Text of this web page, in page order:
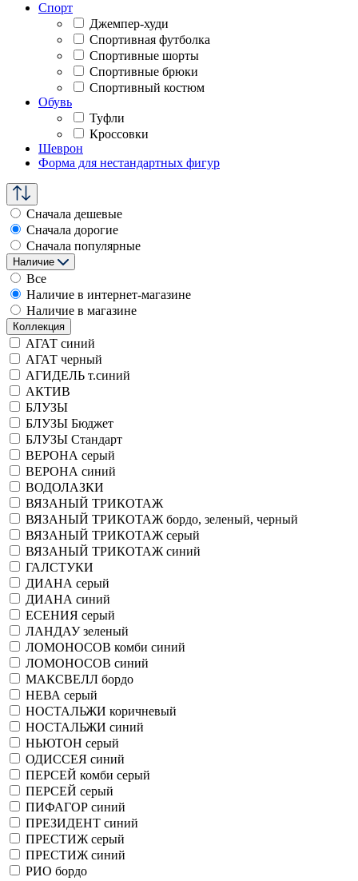
Спорт
Джемпер-худи
Спортивная футболка
Спортивные шорты
Спортивные брюки
Спортивный костюм
Обувь
Туфли
Кроссовки
Шеврон
Форма для нестандартных фигур
Сначала дешевые
Сначала дорогие
Сначала популярные
Наличие
Все
Наличие в интернет-магазине
Наличие в магазине
Коллекция
АГАТ синий
АГАТ черный
АГИДЕЛЬ т.синий
АКТИВ
БЛУЗЫ
БЛУЗЫ Бюджет
БЛУЗЫ Стандарт
ВЕРОНА серый
ВЕРОНА синий
ВОДОЛАЗКИ
ВЯЗАНЫЙ ТРИКОТАЖ
ВЯЗАНЫЙ ТРИКОТАЖ бордо, зеленый, черный
ВЯЗАНЫЙ ТРИКОТАЖ серый
ВЯЗАНЫЙ ТРИКОТАЖ синий
ГАЛСТУКИ
ДИАНА серый
ДИАНА синий
ЕСЕНИЯ серый
ЛАНДАУ зеленый
ЛОМОНОСОВ комби синий
ЛОМОНОСОВ синий
МАКСВЕЛЛ бордо
НЕВА серый
НОСТАЛЬЖИ коричневый
НОСТАЛЬЖИ синий
НЬЮТОН серый
ОДИССЕЯ синий
ПЕРСЕЙ комби серый
ПЕРСЕЙ серый
ПИФАГОР синий
ПРЕЗИДЕНТ синий
ПРЕСТИЖ серый
ПРЕСТИЖ синий
РИО бордо